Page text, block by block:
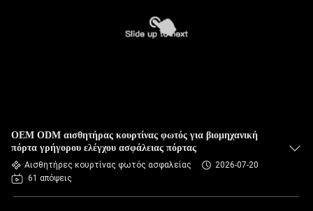
OEM ODM αισθητήρας κουρτίνας φωτός για βιομηχανική
πόρτα γρήγορου ελέγχου ασφάλειας πόρτας
Αισθητήρες κουρτίνας φωτός ασφαλείας
2026-07-20
61 απόψεις